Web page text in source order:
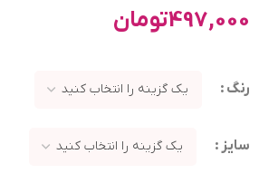
497,000تومان
رنگ
سایز